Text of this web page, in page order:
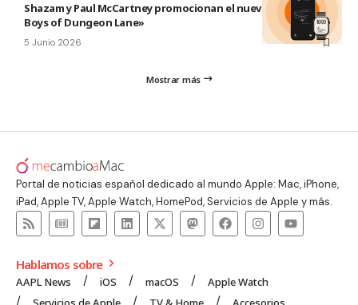
Shazam y Paul McCartney promocionan el nuevo disco «The
Boys of Dungeon Lane»
5 Junio 2026
Mostrar más
Portal de noticias español dedicado al mundo Apple: Mac, iPhone,
iPad, Apple TV, Apple Watch, HomePod, Servicios de Apple y más.
Hablamos sobre
AAPL News iOS macOS
Apple Watch